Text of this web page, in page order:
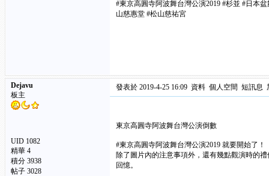
#東京高圓寺阿波舞台灣公演2019 #杉並 #日本
山慈惠堂 #松山慈祐宮
Dejavu
板主
UID 1082
精華 4
積分 3938
帖子 3028
發表於 2019-4-25 16:09 資料 個人空間 短訊息
東京高圓寺阿波舞台灣公演倒數
#東京高圓寺阿波舞台灣公演2019 就要開始了！
除了圖片內的注意事項外，還有幾點觀演時的
回憶。